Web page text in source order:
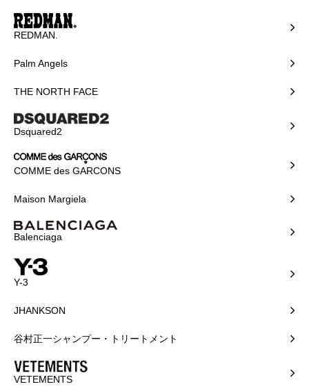
REDMAN.
Palm Angels
THE NORTH FACE
Dsquared2
COMME des GARCONS
Maison Margiela
Balenciaga
Y-3
JHANKSON
谷村正一シャンプー・トリートメント
VETEMENTS